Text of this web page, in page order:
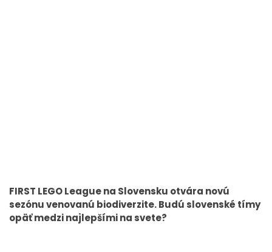
FIRST LEGO League na Slovensku otvára novú
sezónu venovanú biodiverzite. Budú slovenské tímy
opäť medzi najlepšími na svete?